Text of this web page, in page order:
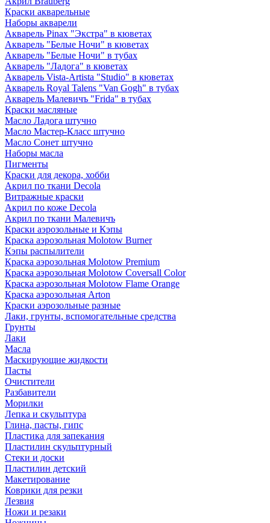
Краски акварельные
Наборы акварели
Акварель Pinax "Экстра" в кюветах
Акварель "Белые Ночи" в кюветах
Акварель "Белые Ночи" в тубах
Акварель "Ладога" в кюветах
Акварель Vista-Artista "Studio" в кюветах
Акварель Royal Talens "Van Gogh" в тубах
Акварель Малевичъ "Frida" в тубах
Краски масляные
Масло Ладога штучно
Масло Мастер-Класс штучно
Масло Сонет штучно
Наборы масла
Пигменты
Краски для декора, хобби
Акрил по ткани Decola
Витражные краски
Акрил по коже Decola
Акрил по ткани Малевичъ
Краски аэрозольные и Кэпы
Краска аэрозольная Molotow Burner
Кэпы распылители
Краска аэрозольная Molotow Premium
Краска аэрозольная Molotow Coversall Color
Краска аэрозольная Molotow Flame Orange
Краска аэрозольная Arton
Краски аэрозольные разные
Лаки, грунты, вспомогательные средства
Грунты
Лаки
Масла
Маскирующие жидкости
Пасты
Очистители
Разбавители
Морилки
Лепка и скульптура
Глина, пасты, гипс
Пластика для запекания
Пластилин скульптурный
Стеки и доски
Пластилин детский
Макетирование
Коврики для резки
Лезвия
Ножи и резаки